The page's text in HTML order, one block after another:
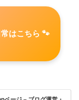
はこちら 🐾